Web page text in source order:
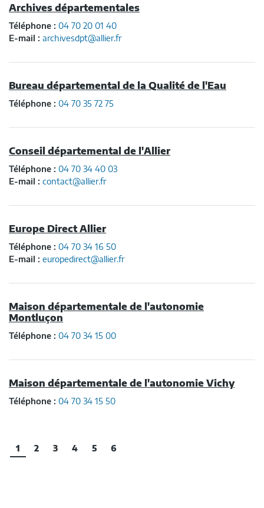
Archives départementales
Téléphone : 04 70 20 01 40
E-mail : archivesdpt@allier.fr
Bureau départemental de la Qualité de l'Eau
Téléphone : 04 70 35 72 75
Conseil départemental de l'Allier
Téléphone : 04 70 34 40 03
E-mail : contact@allier.fr
Europe Direct Allier
Téléphone : 04 70 34 16 50
E-mail : europedirect@allier.fr
Maison départementale de l'autonomie
Montluçon
Téléphone : 04 70 34 15 00
Maison départementale de l'autonomie Vichy
Téléphone : 04 70 34 15 50
1 2 3 4 5 6